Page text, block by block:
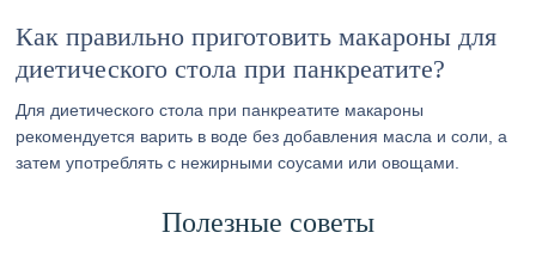
Как правильно приготовить макароны для
диетического стола при панкреатите?
Для диетического стола при панкреатите макароны
рекомендуется варить в воде без добавления масла и соли, а
затем употреблять с нежирными соусами или овощами.
Полезные советы